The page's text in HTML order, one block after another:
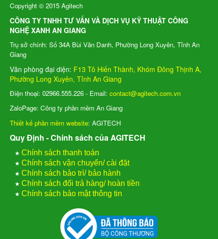
Copyright © 2015 Agitech
CÔNG TY TNHH TƯ VẤN VÀ DỊCH VỤ KỸ THUẬT CÔNG
NGHỆ XANH AN GIANG
Trụ sở chính: Số 34A Bùi Văn Danh, Phường Long Xuyên, Tỉnh An
Giang
Văn phòng đại diện: F13 Tô Hiến Thành, Khóm Đông Thịnh A,
Phường Long Xuyên, Tỉnh An Giang
Điện thoại: 02966.555.226 - Email: contact@agitech.com.vn
ZaloPage: Công ty phần mềm An Giang
Thiết kế phần mềm website: AGITECH
Quy Định - Chính sách của AGITECH
★ Chính sách thanh toán
★ Chính sách vận chuyển/ cài đặt
★ Chính sách bảo trì/ bảo hành
★ Chính sách đổi trả hàng/ hoàn tiền
★ Chính sách bảo mật thông tin